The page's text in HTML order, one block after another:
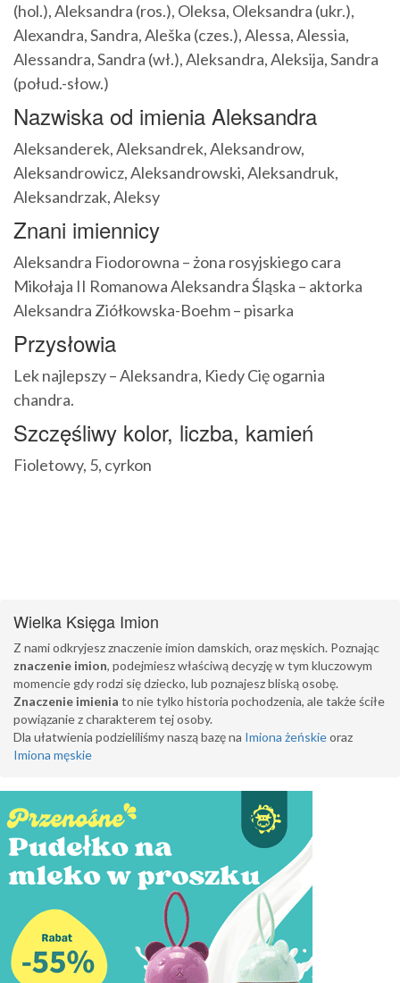
(hol.), Aleksandra (ros.), Oleksa, Oleksandra (ukr.),
Alexandra, Sandra, Aleška (czes.), Alessa, Alessia,
Alessandra, Sandra (wł.), Aleksandra, Aleksija, Sandra
(połud.-słow.)
Nazwiska od imienia Aleksandra
Aleksanderek, Aleksandrek, Aleksandrow,
Aleksandrowicz, Aleksandrowski, Aleksandruk,
Aleksandrzak, Aleksy
Znani imiennicy
Aleksandra Fiodorowna – żona rosyjskiego cara
Mikołaja II Romanowa Aleksandra Śląska – aktorka
Aleksandra Ziółkowska-Boehm – pisarka
Przysłowia
Lek najlepszy – Aleksandra, Kiedy Cię ogarnia
chandra.
Szczęśliwy kolor, liczba, kamień
Fioletowy, 5, cyrkon
Wielka Księga Imion
Z nami odkryjesz znaczenie imion damskich, oraz męskich. Poznając
znaczenie imion, podejmiesz właściwą decyzję w tym kluczowym
momencie gdy rodzi się dziecko, lub poznajesz bliską osobę.
Znaczenie imienia to nie tylko historia pochodzenia, ale także ściłe
powiązanie z charakterem tej osoby.
Dla ułatwienia podzieliliśmy naszą bazę na Imiona żeńskieoraz
Imiona męskie